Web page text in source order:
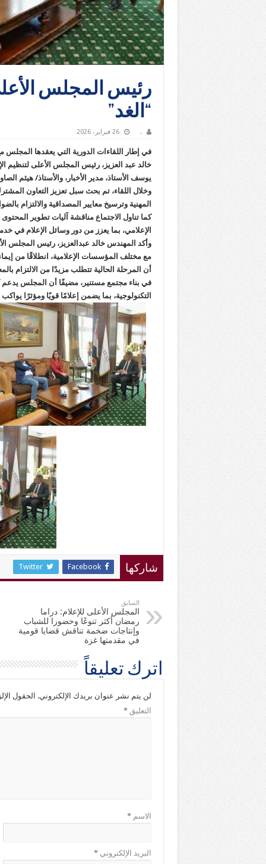
رئيس المجلس
“الغد”
. 26 فبراير، 2026
في إطار اللقاءات الدورية التي يعقدها
خالد عبد العزيز، رئيس المجلس الأعلى لتنظيم
يوسف الأستاذ، مدير الأخبار، والأستاذ/ هيثم
وخلال اللقاء، تم بحث سبل تعزيز التعاون
المهنية وترسيخ معايير المصداقية والالتزام
كما تناول الاجتماع مناقشة آليات تطوير
الإعلامي، بما يعزز من دور وسائل الإعلام في
وأكد المهندس خالد عبدالعزيز، رئيس المجلس
مع مختلف المؤسسات الإعلامية، انطلاقًا من
أن المرحلة الحالية تتطلب مزيدًا من الالتزام
في بناء مجتمع مستنير، مضيفًا أن المجلس يدعم
التكنولوجية، بما يضمن إعلامًا قويًا ومؤثرًا
شاركها Facebook
Twitter
السابق
المجلس الأعلى للإعلام: دراما
رمضان أكثر تنوعًا وحضورا للشباب
وإنتاجات ضخمة تناقش قضايا قومية
في مقدمتها غزة
اترك تعليقاً
لن يتم نشر عنوان بريدك الإلكتروني. الحقول
التعليق*
الاسم*
البريد الإلكتروني*